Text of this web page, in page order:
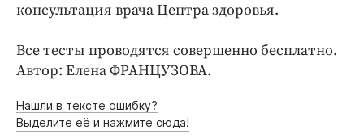
консультация врача Центра здоровья.
Все тесты проводятся совершенно бесплатно.
Автор: Елена ФРАНЦУЗОВА.
Нашли в тексте ошибку?
Выделите её и нажмите сюда!